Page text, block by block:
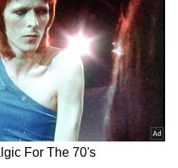
கனவு படமான
திரைக்கு
விக்ரம், ஜெயம் ரவி,